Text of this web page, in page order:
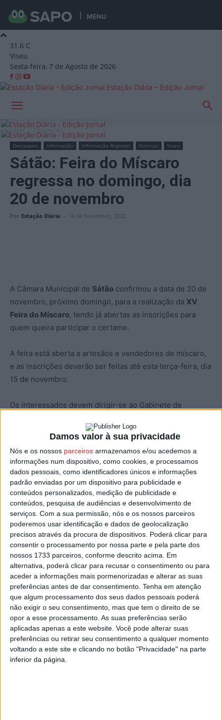
Damos valor à sua privacidade
Nós e os nossos parceiros armazenamos e/ou acedemos a
informações num dispositivo, como cookies, e processamos
dados pessoais, como identificadores únicos e informações
padrão enviadas por um dispositivo para publicidade e
conteúdos personalizados, medição de publicidade e
conteúdos, pesquisa de audiências e desenvolvimento de
serviços. Com a sua permissão, nós e os nossos parceiros
poderemos usar identificação e dados de geolocalização
precisos através da procura de dispositivos. Poderá clicar para
consentir o processamento por nossa parte e pela parte dos
nossos 1733 parceiros, conforme descrito acima. Em
alternativa, poderá clicar para recusar o consentimento ou para
aceder a informações mais pormenorizadas e alterar as suas
preferências antes de dar consentimento. Tenha em atenção
que algum processamento dos seus dados pessoais poderá
não exigir o seu consentimento, mas que tem o direito de se
opor a esse processamento. As suas preferências serão
aplicadas apenas a este website. Você pode alterar suas
preferências ou retirar seu consentimento a qualquer momento
voltando a este site e clicando no botão "Privacidade" na parte
inferior da página.
MENU
31.6 C
Viseu
Sexta-feira, 7 de Agosto de 2026
Estação Diária – Edição Jornal
Início Destaques
Destaques Informação Informação Regional Notícias Viseu
Sátão: Feira do Míscaro
regressa no domingo, dia
20 de novembro
Por Estação Diária - 14 de Novembro, 2022
A Câmara Municipal de Sátão confirmou a data de 20 de
novembro, próximo domingo, para a realização da XV
Feira do Míscaro, tendo já abertas as inscrições para
quem queira participar o certame.
A feira está aberta a artesãos e vendedores de míscaro,
e as inscrições deverão ser feitas até esta terça-feira, dia
15 de novembro.
Os interessados devem dirigir-se ao Gabinete de
para aí fazerem a respetiva inscrição, informa o
Esta e outras notícias para ouvir na Estação Diária – 96.8
FM ou emwww.968.fm
Pub
Feira do Míscaro Sátão
Artigo anterior
Viseu em ‘aviso amarelo’ para
chuva por vezes intensa na
Próximo artigo
São João da Pesqueira: